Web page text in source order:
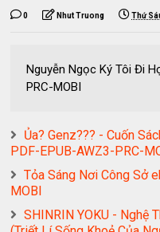
0 Nhut Truong Thứ
Nguyễn Ngọc Ký Tôi Đi
PRC-MOBI
Ủa? Genz??? - Cuốn
PDF-EPUB-AWZ3-PRC-
Tỏa Sáng Nơi Công Sở
MOBI
SHINRIN YOKU - Nghệ